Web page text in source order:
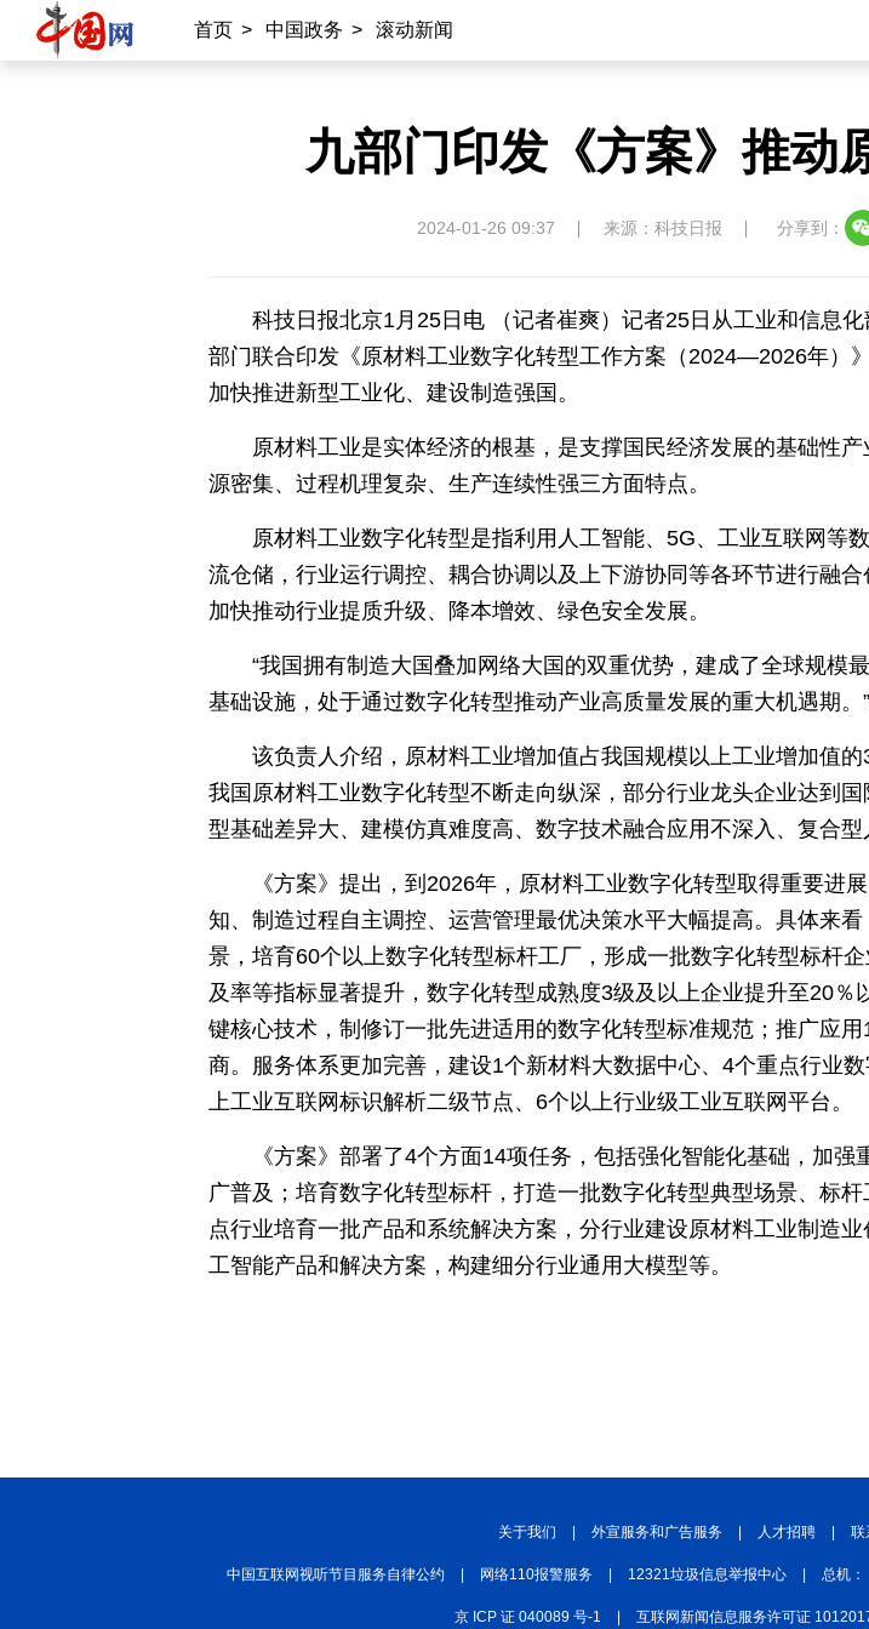
首页 > 中国政务 > 滚动新闻
九部门印发《方案》推动
2024-01-26 09:37 来源：科技日报 分享到：
科技日报北京1月25日电 （记者崔爽）记者25日从工业和信息
部门联合印发《原材料工业数字化转型工作方案（2024—2026年）
加快推进新型工业化、建设制造强国。
原材料工业是实体经济的根基，是支撑国民经济发展的基础性
源密集、过程机理复杂、生产连续性强三方面特点。
原材料工业数字化转型是指利用人工智能、5G、工业互联网等
流仓储，行业运行调控、耦合协调以及上下游协同等各环节进行融
加快推动行业提质升级、降本增效、绿色安全发展。
“我国拥有制造大国叠加网络大国的双重优势，建成了全球规模
基础设施，处于通过数字化转型推动产业高质量发展的重大机遇期。
该负责人介绍，原材料工业增加值占我国规模以上工业增加值
我国原材料工业数字化转型不断走向纵深，部分行业龙头企业达到
型基础差异大、建模仿真难度高、数字技术融合应用不深入、复合型
《方案》提出，到2026年，原材料工业数字化转型取得重要进
知、制造过程自主调控、运营管理最优决策水平大幅提高。具体来
景，培育60个以上数字化转型标杆工厂，形成一批数字化转型标杆
及率等指标显著提升，数字化转型成熟度3级及以上企业提升至20
键核心技术，制修订一批先进适用的数字化转型标准规范；推广应
商。服务体系更加完善，建设1个新材料大数据中心、4个重点行业
上工业互联网标识解析二级节点、6个以上行业级工业互联网平台。
《方案》部署了4个方面14项任务，包括强化智能化基础，加
广普及；培育数字化转型标杆，打造一批数字化转型典型场景、标
点行业培育一批产品和系统解决方案，分行业建设原材料工业制造
工智能产品和解决方案，构建细分行业通用大模型等。
关于我们 外宣服务和广告服务 人才招聘 联
中国互联网视听节目服务自律公约 网络110报警服务 12321垃圾信息举报中心 总机
京 ICP 证 040089 号-1 互联网新闻信息服务许可证